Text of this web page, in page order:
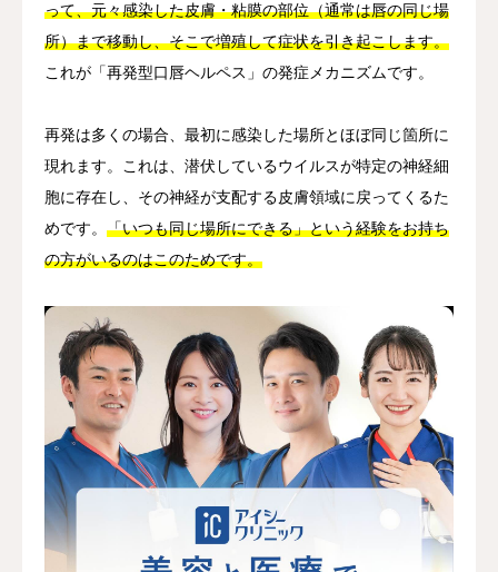
って、元々感染した皮膚・粘膜の部位（通常は唇の同じ場
所）まで移動し、そこで増殖して症状を引き起こします。
これが「再発型口唇ヘルペス」の発症メカニズムです。
再発は多くの場合、最初に感染した場所とほぼ同じ箇所に
現れます。これは、潜伏しているウイルスが特定の神経細
胞に存在し、その神経が支配する皮膚領域に戻ってくるた
めです。 「いつも同じ場所にできる」という経験をお持ち
の方がいるのはこのためです。